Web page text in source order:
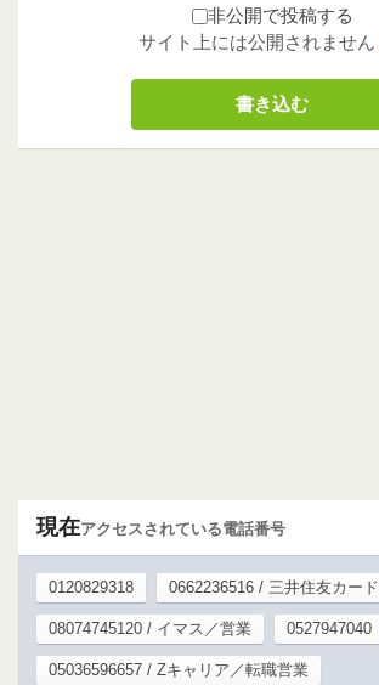
非公開で投稿する
サイト上には公開されません
現在アクセスされている電話番号
0120829318 0662236516 / 三井住友カード
08074745120 / イマス／営業 0527947040
05036596657 / Zキャリア／転職営業